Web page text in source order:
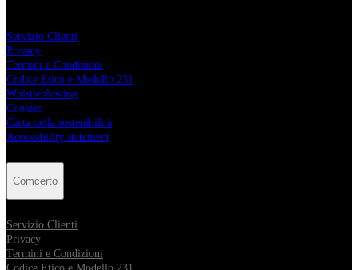
Servizio Clienti
Privacy
Termini e Condizioni
Codice Etico e Modello 231
Whistleblowing
Cookies
Carta della sostenibilità
Accessibility statement
Comcerto
Servizio Clienti
Privacy
Termini e Condizioni